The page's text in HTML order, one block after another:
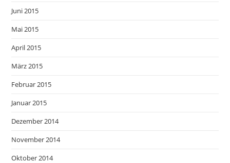
Juni 2015
Mai 2015
April 2015
März 2015
Februar 2015
Januar 2015
Dezember 2014
November 2014
Oktober 2014